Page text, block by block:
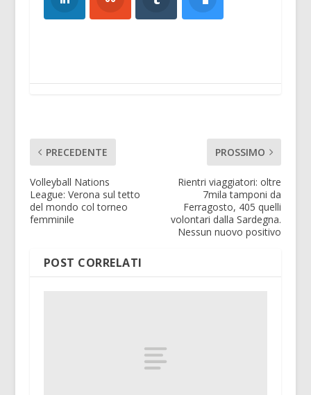
PRECEDENTE
Volleyball Nations
League: Verona sul tetto
del mondo col torneo
femminile
PROSSIMO
Rientri viaggiatori: oltre
7mila tamponi da
Ferragosto, 405 quelli
volontari dalla Sardegna.
Nessun nuovo positivo
POST CORRELATI